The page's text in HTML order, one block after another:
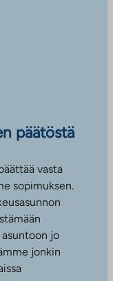
päätöstä
vasta
sopimuksen.
jo
jonkin